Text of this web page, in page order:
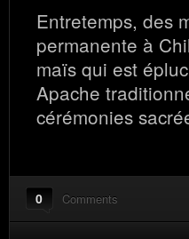
Entretemps, des
permanente à
maïs qui est
Apache
cérémonies
0 Comments